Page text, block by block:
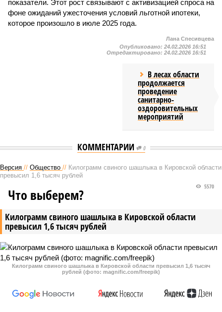
показатели. Этот рост связывают с активизацией спроса на
фоне ожиданий ужесточения условий льготной ипотеки,
которое произошло в июле 2025 года.
Лана Спесивцева
Опубликовано: 24.02.2026 16:51
Отредактировано: 24.02.2026 16:51
В лесах области
продолжается
проведение
санитарно-
оздоровительных
мероприятий
КОММЕНТАРИИ 0
Версия // Общество // Килограмм свиного шашлыка в Кировской области
превысил 1,6 тысяч рублей
Килограмм свиного шашлыка в Кировской области
превысил 1,6 тысяч рублей
5570
Что выберем?
Килограмм свиного шашлыка в Кировской области превысил 1,6 тысяч
рублей (фото: magnific.com/freepik)